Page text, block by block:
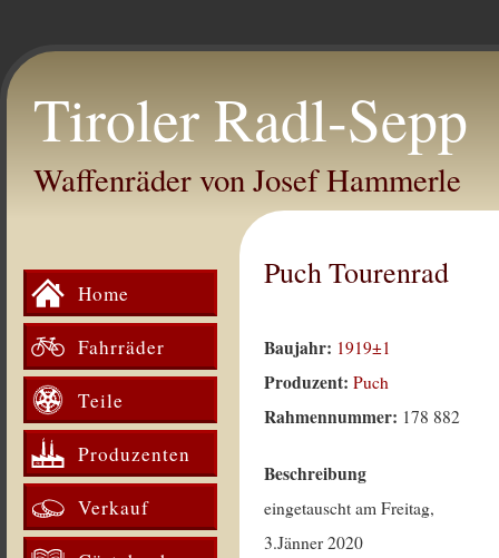
Tiroler Radl-Sepp
Waffenräder von Josef Hammerle
Home
Fahrräder
Teile
Produzenten
Verkauf
Puch Tourenrad
Baujahr: 1919±1
Produzent:Puch
Rahmennummer: 178 882
Beschreibung
eingetauscht am Freitag,
3.Jänner 2020